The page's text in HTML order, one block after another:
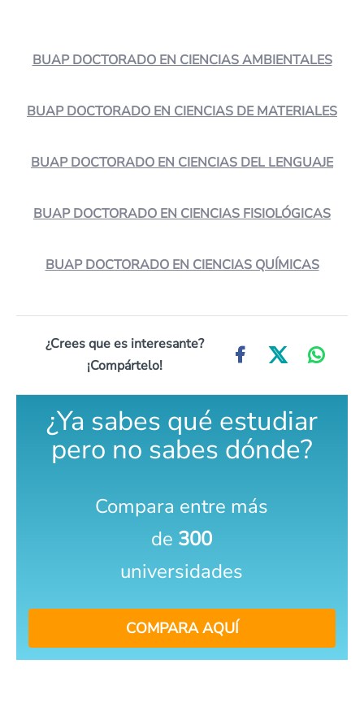
BUAP DOCTORADO EN CIENCIAS AMBIENTALES
BUAP DOCTORADO EN CIENCIAS DE MATERIALES
BUAP DOCTORADO EN CIENCIAS DEL LENGUAJE
BUAP DOCTORADO EN CIENCIAS FISIOLÓGICAS
BUAP DOCTORADO EN CIENCIAS QUÍMICAS
¿Crees que es interesante?
¡Compártelo!
¿Ya sabes qué estudiar
pero no sabes dónde?
Compara entre más
de 300
universidades
COMPARA AQUÍ